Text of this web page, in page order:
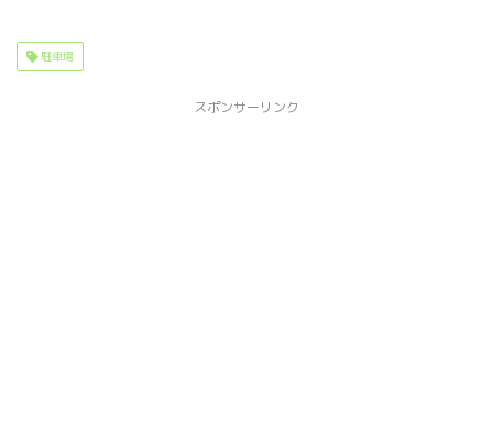
駐車場
スポンサーリンク